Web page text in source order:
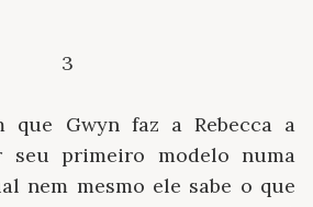
3
que Gwyn faz a Rebecca a
seu primeiro modelo numa
nem mesmo ele sabe o que